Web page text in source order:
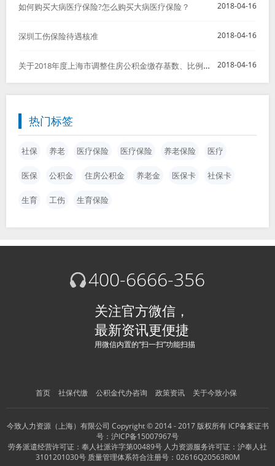
如何购买大病医疗保险?怎么购买大病医疗保险？ 2018-04-16
深圳工伤保险待遇核准 2018-04-16
关于2018年度上海市调整住房公积金缴存基数、比例以及月缴存额上下限的通知 2018-04-16
热门标签
社保 养老 医疗保险 医疗保险 养老保险 医疗
医保 公积金 住房公积金 养老金 医保卡 社保卡
生育 工伤 生育保险
400-6666-356
关注官方微信，
最新资讯更便捷
用微信内置的“扫一扫”功能扫描
首页 社保代缴 公积金代办咨询 政策资讯 关于今致小保
今致人力资源（上海）有限公司 Copyright © 2014 - 2017 版权所有 ICP备案证书
号： 沪ICP备15007967号
劳务派遣经营许可证：奉人社派许字第00489号 人力资源服务许可证：沪奉人社
3101201030号 质量管理体系符合注册号：02616Q20563R0M